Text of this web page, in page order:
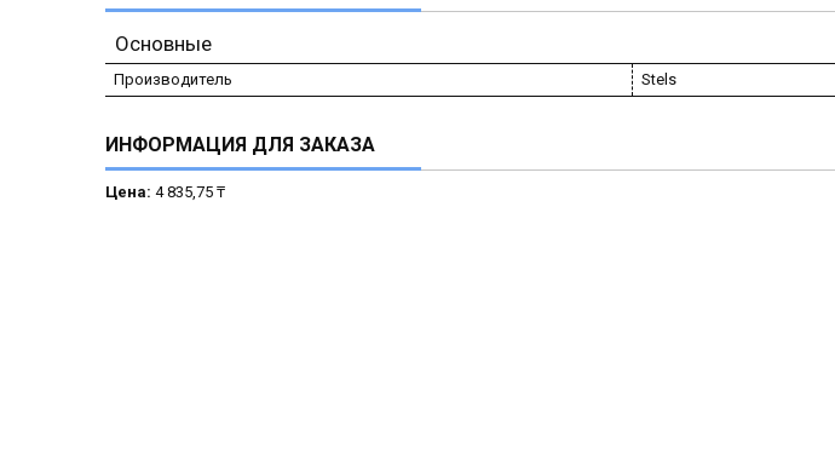
Основные
Производитель Stels
ИНФОРМАЦИЯ ДЛЯ ЗАКАЗА
Цена: 4 835,75 ₸